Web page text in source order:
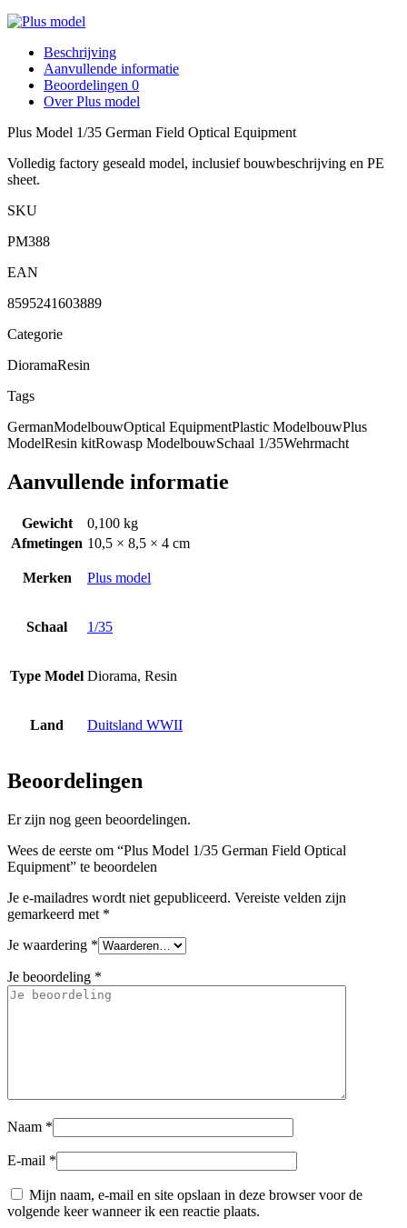
Beschrijving
Aanvullende informatie
Beoordelingen 0
Over Plus model
Plus Model 1/35 German Field Optical Equipment
Volledig factory geseald model, inclusief bouwbeschrijving en PE
sheet.
SKU
PM388
EAN
8595241603889
Categorie
DioramaResin
Tags
GermanModelbouwOptical EquipmentPlastic ModelbouwPlus
ModelResin kitRowasp ModelbouwSchaal 1/35Wehrmacht
Aanvullende informatie
Gewicht
0,100 kg
Afmetingen 10,5 × 8,5 × 4 cm
Merken Plus model
Schaal 1/35
Type Model Diorama, Resin
Land Duitsland WWII
Beoordelingen
Er zijn nog geen beoordelingen.
Wees de eerste om “Plus Model 1/35 German Field Optical
Equipment” te beoordelen
Je e-mailadres wordt niet gepubliceerd. Vereiste velden zijn
gemarkeerd met *
Je waardering *
Je beoordeling *
Naam *
E-mail *
Mijn naam, e-mail en site opslaan in deze browser voor de
volgende keer wanneer ik een reactie plaats.